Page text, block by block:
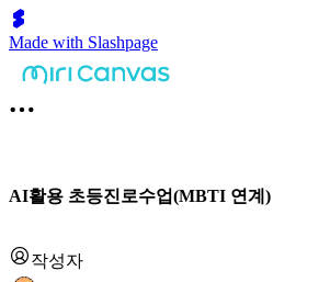
Made with Slashpage
AI활용 초등진로수업(MBTI 연계)
작성자